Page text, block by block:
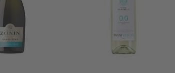
Zonin B/a 0% Baltv. Montalto Passivento B/a 0%